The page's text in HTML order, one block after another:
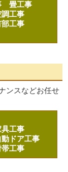
畳工事
調工事
部工事
ンスなどお任せ
具工事
動ドア工事
工事